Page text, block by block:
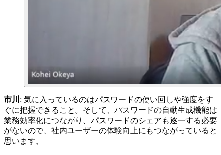
市川 : 気に入っているのはパスワードの使い回しや強度をす
ぐに把握できること。そして、パスワードの自動生成機能は
業務効率化につながり、パスワードのシェアも逐一する必要
がないので、社内ユーザーの体験向上にもつながっていると
思います。